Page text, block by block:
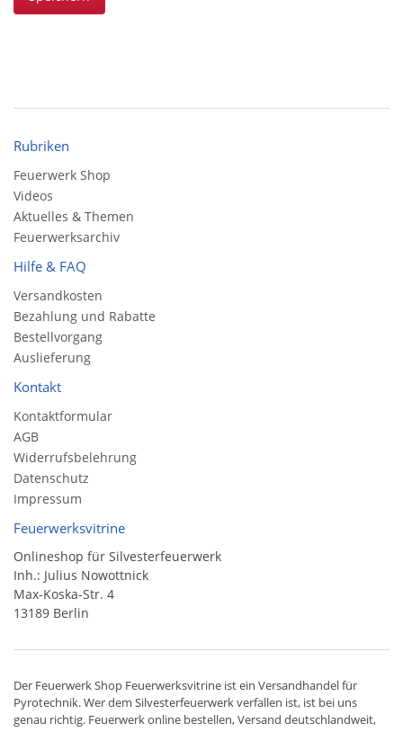
Rubriken
Feuerwerk Shop
Videos
Aktuelles & Themen
Feuerwerksarchiv
Hilfe & FAQ
Versandkosten
Bezahlung und Rabatte
Bestellvorgang
Auslieferung
Kontakt
Kontaktformular
AGB
Widerrufsbelehrung
Datenschutz
Impressum
Feuerwerksvitrine
Onlineshop für Silvesterfeuerwerk
Inh.: Julius Nowottnick
Max-Koska-Str. 4
13189 Berlin
Der Feuerwerk Shop Feuerwerksvitrine ist ein Versandhandelfür
Pyrotechnik. Wer dem Silvesterfeuerwerk verfallen ist, ist bei uns
genau richtig. Feuerwerk online bestellen,Versand deutschlandweit,